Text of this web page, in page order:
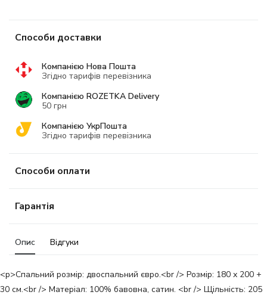
Способи доставки
Компанією Нова Пошта
Згідно тарифів перевізника
Компанією ROZETKA Delivery
50 грн
Компанією УкрПошта
Згідно тарифів перевізника
Способи оплати
Гарантія
Опис Відгуки
<p>Спальний розмір: двоспальний євро.<br /> Розмір: 180 х 200 +
30 см.<br /> Матеріал: 100% бавовна, сатин. <br /> Щільність: 205